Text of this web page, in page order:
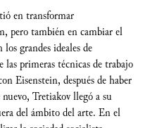
en transformar
pero también en cambiar el
grandes ideales de
las primeras técnicas de trabajo
Eisenstein, después de haber
Tretiakov llegó a su
del ámbito del arte. En el